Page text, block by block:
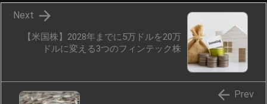
【米国株】2028年までに5万ドルを20万
ドルに変える3つのフィンテック株

Next
 Prev